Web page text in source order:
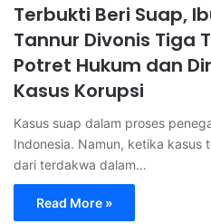
Terbukti Beri Suap,
Tannur Divonis Tiga
Potret Hukum dan
Kasus Korupsi
Kasus suap dalam proses
Indonesia. Namun, ketika kasus
dari terdakwa dalam…
Read More »